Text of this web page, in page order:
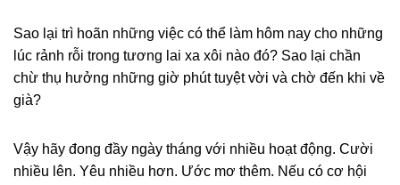
Sao lại trì hoãn những việc có thể làm hôm nay cho những
lúc rảnh rỗi trong tương lai xa xôi nào đó? Sao lại chần
chừ thụ hưởng những giờ phút tuyệt vời và chờ đến khi về
già?
Vậy hãy đong đầy ngày tháng với nhiều hoạt động. Cười
nhiều lên. Yêu nhiều hơn. Ước mơ thêm. Nếu có cơ hội